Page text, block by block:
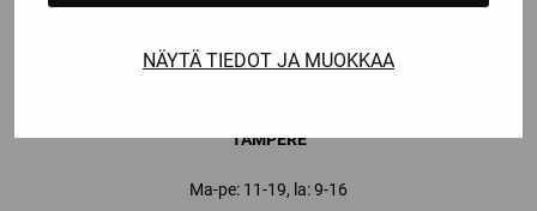
NÄYTÄ TIEDOT JA MUOKKAA
TAMPERE
Ma-pe: 11-19, la: 9-16